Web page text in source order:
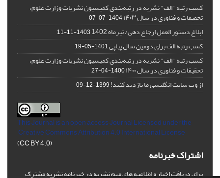
کسب رتبه "الف" نشریه در رتبه‌بندی کمیسیون نشریات وزارت علوم،
تحقیقات و فناوری در سال ۱۴۰۳ 1404-07-07
ابلاغ دستور العمل ارجاع دهی/ تیرماه 1402 1403-11-11
کسب رتبه الف برای دومین سال پیاپی1401-05-19
کسب رتبه "الف" نشریه در رتبه‌بندی کمیسیون نشریات وزارت علوم،
تحقیقات و فناوری در سال ۱۴۰۰ 1400-04-27
از وب سایت انگلیسی ما بازدید کنید!1399-12-09
This Journal is an open access Journal Licensedunder the
Creative Commons Attribution 4.0 International License
(CC BY 4.0)
اشتراک خبرنامه
برای دریافت اخبار و اطلاعیه های مهم نشریه در خبرنامه نشریه مشترک